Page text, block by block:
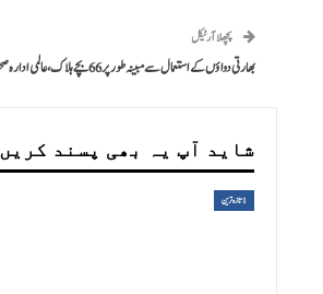
پچھلا آرٹیکل
بھارتی دواؤں کے استعمال سے مبینہ طور پر 66 بچے ہلاک، عالمی ادارہ صحت نے الرٹ جاری کر دیا
شاید آپ یہ بھی پسند کریں
1تازہ ترین